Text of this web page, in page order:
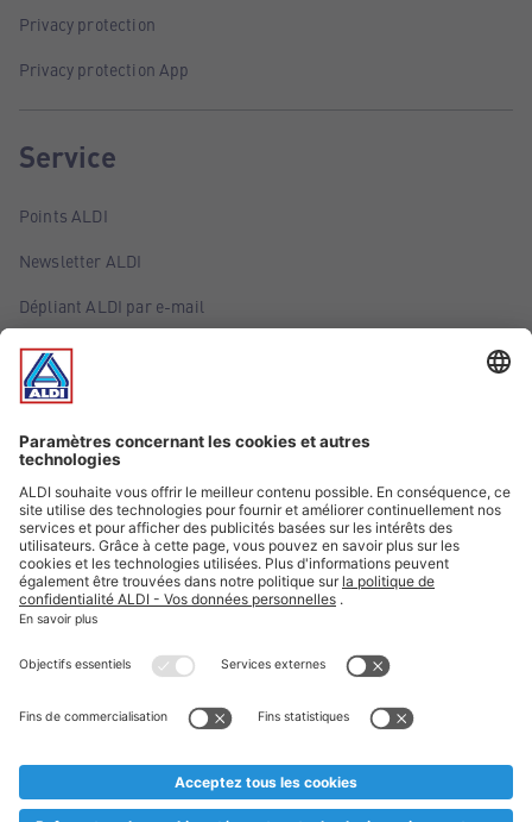
Privacy protection
Privacy protection App
Service
Points ALDI
Newsletter ALDI
Dépliant ALDI par e-mail
Offres
Infos essentielles
Suivez ALDI Belgique
Textes marqués d'un astérisque et mentions légales
* Nous vendons ces articles temporairement et jusqu'à
au cas où, malgré le planning bien étudié, nous serions
prématurément en rupture de stock. Prix Recupel et TVA incl.
** Sur ce site, l’utilisation de la forme masculine a été adoptée